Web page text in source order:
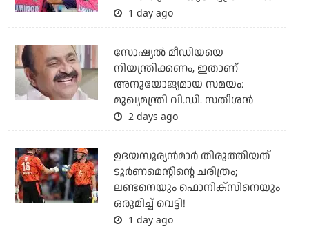
1 day ago
സോഷ്യല്‍ മീഡിയയെ
നിയന്ത്രിക്കണം, ഇതാണ്
അനുയോജ്യമായ സമയം:
മുഖ്യമന്ത്രി വി.ഡി. സതീശന്‍
2 days ago
ഉദയസൂര്യന്‍മാര്‍ തിരുത്തിയത്
ടൂര്‍ണമെന്റിന്റെ ചരിത്രം;
ലണ്ടനെയും ഫൊനിക്‌സിനെയും
ഒരുമിച്ച് വെട്ടി!
1 day ago